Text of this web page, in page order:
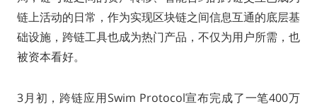
链上活动的日常，作为实现区块链之间信息互通的底层基
础设施，跨链工具也成为热门产品，不仅为用户所需，也
被资本看好。
3月初，跨链应用Swim Protocol宣布完成了一笔400万